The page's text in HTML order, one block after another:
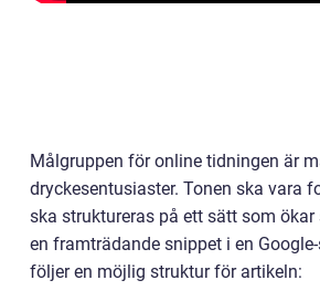
Målgruppen för online tidningen är
dryckesentusiaster. Tonen ska vara
ska struktureras på ett sätt som
en framträdande snippet i en
följer en möjlig struktur för artikeln: